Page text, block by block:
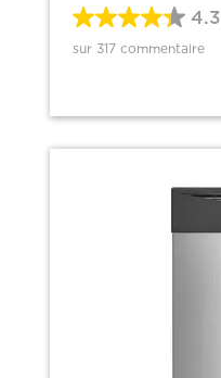
4.3
sur 317 commentaire